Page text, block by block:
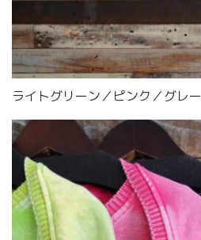
ライトグリーン／ピンク／グレー